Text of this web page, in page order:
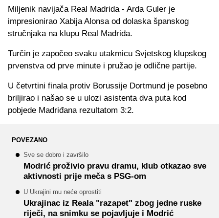
Miljenik navijača Real Madrida - Arda Guler je
impresionirao Xabija Alonsa od dolaska španskog
stručnjaka na klupu Real Madrida.
Turčin je započeo svaku utakmicu Svjetskog klupskog
prvenstva od prve minute i pružao je odlične partije.
U četvrtini finala protiv Borussije Dortmund je posebno
briljirao i našao se u ulozi asistenta dva puta kod
pobjede Madriđana rezultatom 3:2.
POVEZANO
Sve se dobro i završilo
Modrić proživio pravu dramu, klub otkazao sve
aktivnosti prije meča s PSG-om
U Ukrajini mu neće oprostiti
Ukrajinac iz Reala "razapet" zbog jedne ruske
riječi, na snimku se pojavljuje i Modrić